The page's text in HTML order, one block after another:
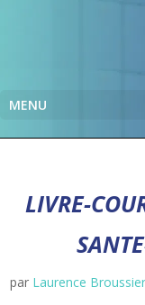
LIVRE-
par Laurence Broussier